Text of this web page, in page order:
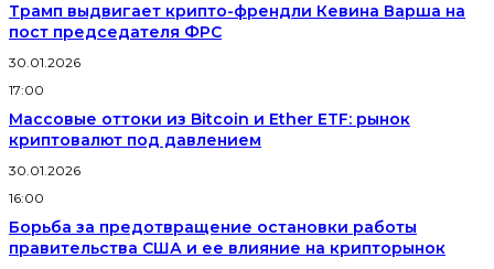
Трамп выдвигает крипто-френдли Кевина Варша на
пост председателя ФРС
30.01.2026
17:00
Массовые оттоки из Bitcoin и Ether ETF: рынок
криптовалют под давлением
30.01.2026
16:00
Борьба за предотвращение остановки работы
правительства США и ее влияние на крипторынок